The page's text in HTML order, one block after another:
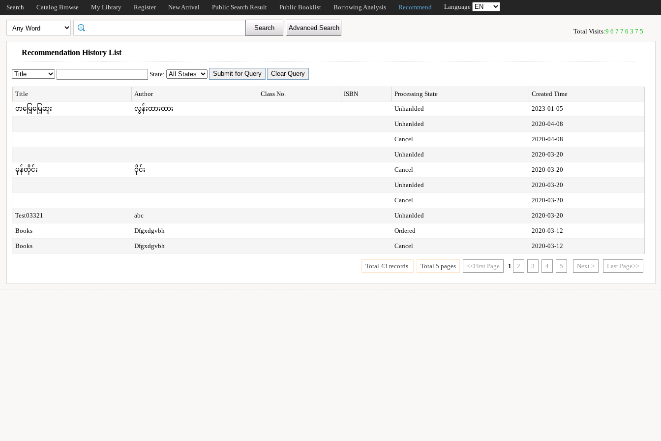
Search Catalog Browse My Library Register New Arrival Public Search Result Public Booklist Borrowing Analysis Recommend Language
Total Visits:96776375
Recommendation History List
State:
Title Author Class No. ISBN Processing State
Created Time
တမြေ့မြေ့ဆူး
လွန်းထားထား Unhanlded 2023-01-05
Unhanlded 2020-04-08
Cancel 2020-04-08
Unhanlded 2020-03-20
မုန်တိုင်း ဝိုင်း Cancel 2020-03-20
Unhanlded 2020-03-20
Cancel 2020-03-20
Test03321 abc Unhanlded 2020-03-20
Books Dfgxdgvbh Ordered 2020-03-12
Books Dfgxdgvbh Cancel 2020-03-12
Total 43 records. Total 5 pages <<First Page 1 2 3 4 5 Next > Last Page>>